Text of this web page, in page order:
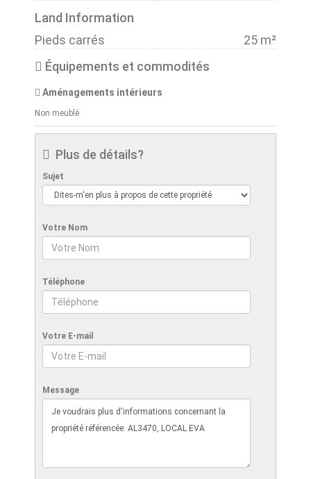
Land Information
Pieds carrés
25 m²
Équipements et commodités
Aménagements intérieurs
Non meublé
Plus de détails?
Sujet
Votre Nom
Téléphone
Votre E-mail
Message